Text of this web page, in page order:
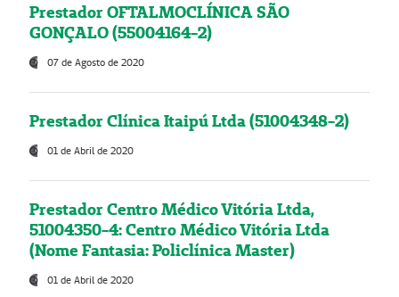
Prestador OFTALMOCLÍNICA SÃO
GONÇALO (55004164-2)
07 de Agosto de 2020
Prestador Clínica Itaipú Ltda (51004348-2)
01 de Abril de 2020
Prestador Centro Médico Vitória Ltda,
51004350-4: Centro Médico Vitória Ltda
(Nome Fantasia: Policlínica Master)
01 de Abril de 2020